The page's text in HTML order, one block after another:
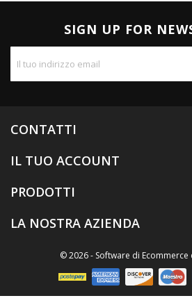
SIGN UP FOR
CONTATTI
IL TUO ACCOUNT
PRODOTTI
LA NOSTRA AZIENDA
© 2026 - Software di Ecommerce